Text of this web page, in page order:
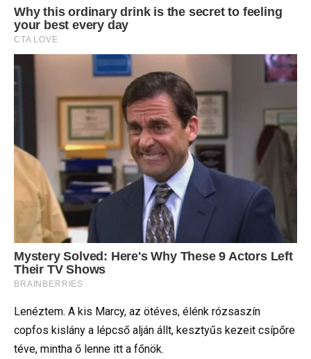
Lenéztem. A kis Marcy, az ötéves, élénk rózsaszín
copfos kislány a lépcső alján állt, kesztyűs kezeit csípőre
téve, mintha ő lenne itt a főnök.